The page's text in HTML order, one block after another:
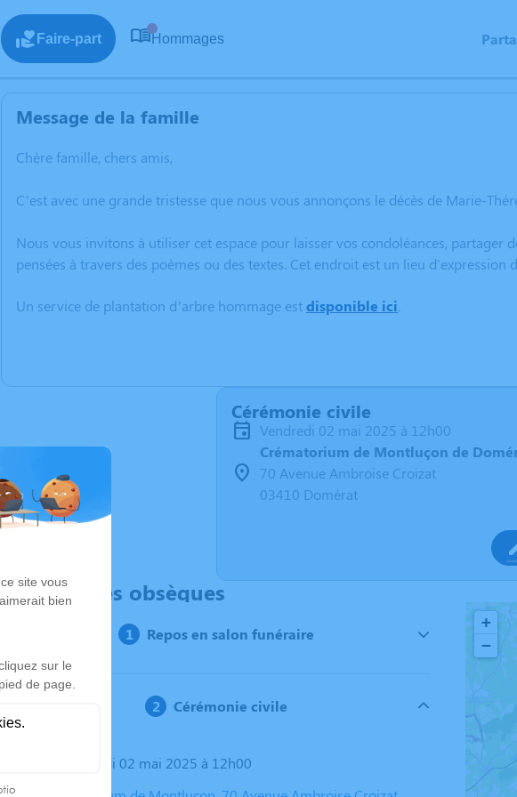
Faire-part Hommages
Message de la famille
Chère famille, chers amis,
C’est avec une grande tristesse que nous vous annonçons le décès de Marie-
Nous vous invitons à utiliser cet espace pour laisser vos condoléances, partager
pensées à travers des poèmes ou des textes. Cet endroit est un lieu
Un service de plantation d’arbre hommage estdisponible ici.
Cérémonie civile
vendredi 02 mai 2025 à 12h00
Crématorium de Montluçon de
70 Avenue Ambroise Croizat
03410 Domérat
Déroulé des obsèques
Repos en salon funéraire
Cérémonie civile
Le vendredi 02 mai 2025 à 12h00
+
−